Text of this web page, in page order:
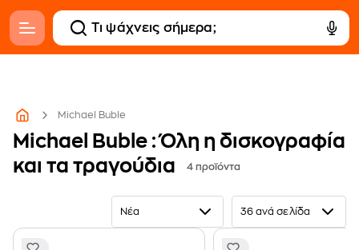
Michael Buble
Michael Buble : Όλη η δισκογραφία
και τα τραγούδια
4 προϊόντα
Νέα 36 ανά σελίδα